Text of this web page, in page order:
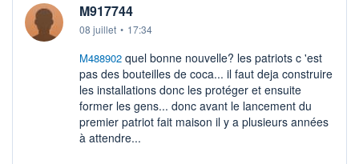
M917744
08 juillet • 17:34
M488902 quel bonne nouvelle? les patriots c 'est
pas des bouteilles de coca... il faut deja construire
les installations donc les protéger et ensuite
former les gens... donc avant le lancement du
premier patriot fait maison il y a plusieurs années
à attendre...